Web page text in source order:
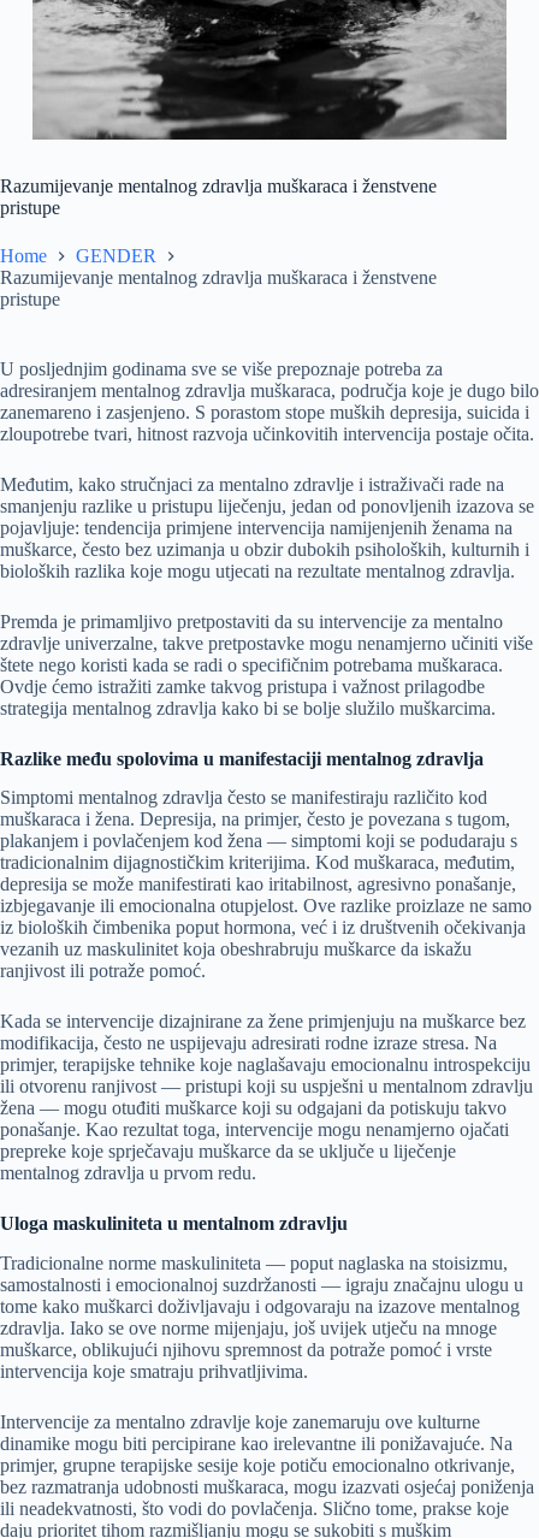
Razumijevanje mentalnog zdravlja muškaraca i ženstvene
pristupe
Home
GENDER
Razumijevanje mentalnog zdravlja muškaraca i ženstvene
pristupe
U posljednjim godinama sve se više prepoznaje potreba za
adresiranjem mentalnog zdravlja muškaraca, područja koje je dugo bilo
zanemareno i zasjenjeno. S porastom stope muških depresija, suicida i
zloupotrebe tvari, hitnost razvoja učinkovitih intervencija postaje očita.
Međutim, kako stručnjaci za mentalno zdravlje i istraživači rade na
smanjenju razlike u pristupu liječenju, jedan od ponovljenih izazova se
pojavljuje: tendencija primjene intervencija namijenjenih ženama na
muškarce, često bez uzimanja u obzir dubokih psiholoških, kulturnih i
bioloških razlika koje mogu utjecati na rezultate mentalnog zdravlja.
Premda je primamljivo pretpostaviti da su intervencije za mentalno
zdravlje univerzalne, takve pretpostavke mogu nenamjerno učiniti više
štete nego koristi kada se radi o specifičnim potrebama muškaraca.
Ovdje ćemo istražiti zamke takvog pristupa i važnost prilagodbe
strategija mentalnog zdravlja kako bi se bolje služilo muškarcima.
Razlike među spolovima u manifestaciji mentalnog zdravlja
Simptomi mentalnog zdravlja često se manifestiraju različito kod
muškaraca i žena. Depresija, na primjer, često je povezana s tugom,
plakanjem i povlačenjem kod žena — simptomi koji se podudaraju s
tradicionalnim dijagnostičkim kriterijima. Kod muškaraca, međutim,
depresija se može manifestirati kao iritabilnost, agresivno ponašanje,
izbjegavanje ili emocionalna otupjelost. Ove razlike proizlaze ne samo
iz bioloških čimbenika poput hormona, već i iz društvenih očekivanja
vezanih uz maskulinitet koja obeshrabruju muškarce da iskažu
ranjivost ili potraže pomoć.
Kada se intervencije dizajnirane za žene primjenjuju na muškarce bez
modifikacija, često ne uspijevaju adresirati rodne izraze stresa. Na
primjer, terapijske tehnike koje naglašavaju emocionalnu introspekciju
ili otvorenu ranjivost — pristupi koji su uspješni u mentalnom zdravlju
žena — mogu otuđiti muškarce koji su odgajani da potiskuju takvo
ponašanje. Kao rezultat toga, intervencije mogu nenamjerno ojačati
prepreke koje sprječavaju muškarce da se uključe u liječenje
mentalnog zdravlja u prvom redu.
Uloga maskuliniteta u mentalnom zdravlju
Tradicionalne norme maskuliniteta — poput naglaska na stoisizmu,
samostalnosti i emocionalnoj suzdržanosti — igraju značajnu ulogu u
tome kako muškarci doživljavaju i odgovaraju na izazove mentalnog
zdravlja. Iako se ove norme mijenjaju, još uvijek utječu na mnoge
muškarce, oblikujući njihovu spremnost da potraže pomoć i vrste
intervencija koje smatraju prihvatljivima.
Intervencije za mentalno zdravlje koje zanemaruju ove kulturne
dinamike mogu biti percipirane kao irelevantne ili ponižavajuće. Na
primjer, grupne terapijske sesije koje potiču emocionalno otkrivanje,
bez razmatranja udobnosti muškaraca, mogu izazvati osjećaj poniženja
ili neadekvatnosti, što vodi do povlačenja. Slično tome, prakse koje
daju prioritet tihom razmišljanju mogu se sukobiti s muškim